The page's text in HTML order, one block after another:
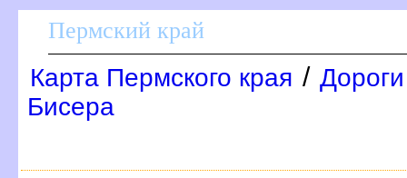
Пермский край
Карта Пермского края /
Бисера